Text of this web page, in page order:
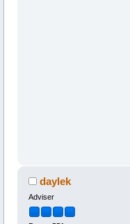
daylek
Adviser